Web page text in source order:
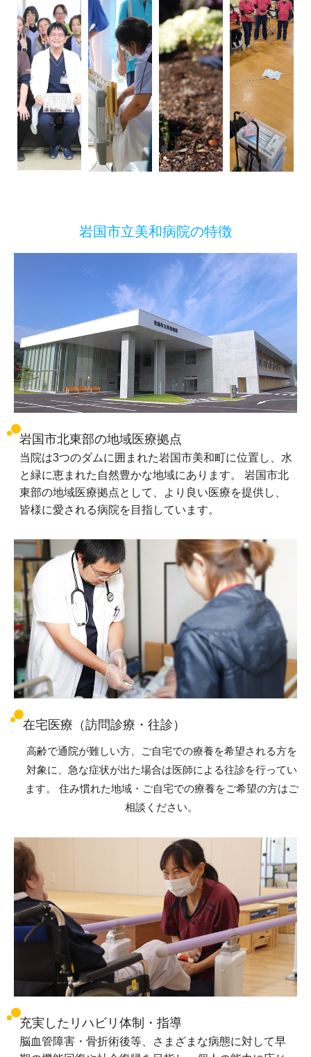
岩国市立美和病院の特徴
岩国市北東部の地域医療拠点
当院は3つのダムに囲まれた岩国市美和町に位置し、水
と緑に恵まれた自然豊かな地域にあります。 岩国市北
東部の地域医療拠点として、より良い医療を提供し、
皆様に愛される病院を目指しています。
在宅医療（訪問診療・往診）
高齢で通院が難しい方、ご自宅での療養を希望される方を
対象に、急な症状が出た場合は医師による往診を行ってい
ます。 住み慣れた地域・ご自宅での療養をご希望の方はご
相談ください。
充実したリハビリ体制・指導
脳血管障害・骨折術後等、さまざまな病態に対して早